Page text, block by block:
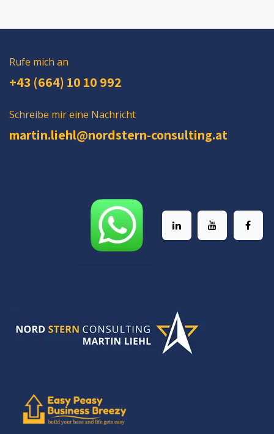
Rufe mich an
+43 (664) 10 10 992
Schreibe mir eine Nachricht
martin.liehl@nordstern-consulting.at